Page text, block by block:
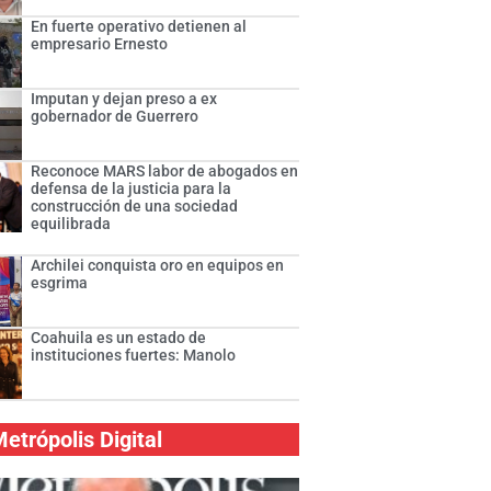
En fuerte operativo detienen al
empresario Ernesto
Imputan y dejan preso a ex
gobernador de Guerrero
Reconoce MARS labor de abogados en
defensa de la justicia para la
construcción de una sociedad
equilibrada
Archilei conquista oro en equipos en
esgrima
Coahuila es un estado de
instituciones fuertes: Manolo
Digital